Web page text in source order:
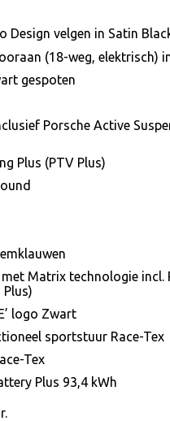
Design velgen in Satin
(18-weg, elektrisch)
gespoten
Porsche Active
Plus (PTV Plus)
Matrix technologie incl.
Plus)
logo Zwart
sportstuur Race-Tex
Tex
Plus 93,4 kWh